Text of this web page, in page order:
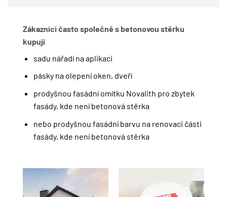
Zákazníci často společně s betonovou stěrku
kupují
sadu nářadí na aplikaci
pásky na olepení oken, dveří
prodyšnou fasádní omítku Novalith pro zbytek
fasády, kde není betonová stěrka
nebo prodyšnou fasádní barvu na renovaci části
fasády, kde není betonová stěrka